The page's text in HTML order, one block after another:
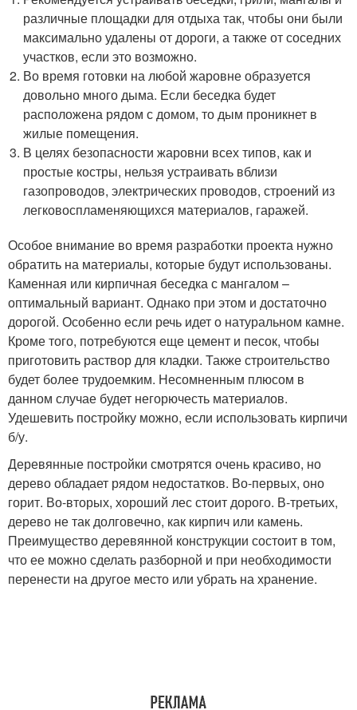
различные площадки для отдыха так, чтобы они были
максимально удалены от дороги, а также от соседних
участков, если это возможно.
Во время готовки на любой жаровне образуется
довольно много дыма. Если беседка будет
расположена рядом с домом, то дым проникнет в
жилые помещения.
В целях безопасности жаровни всех типов, как и
простые костры, нельзя устраивать вблизи
газопроводов, электрических проводов, строений из
легковоспламеняющихся материалов, гаражей.
Особое внимание во время разработки проекта нужно
обратить на материалы, которые будут использованы.
Каменная или кирпичная беседка с мангалом –
оптимальный вариант. Однако при этом и достаточно
дорогой. Особенно если речь идет о натуральном камне.
Кроме того, потребуются еще цемент и песок, чтобы
приготовить раствор для кладки. Также строительство
будет более трудоемким. Несомненным плюсом в
данном случае будет негорючесть материалов.
Удешевить постройку можно, если использовать кирпичи
б/у.
Деревянные постройки смотрятся очень красиво, но
дерево обладает рядом недостатков. Во-первых, оно
горит. Во-вторых, хороший лес стоит дорого. В-третьих,
дерево не так долговечно, как кирпич или камень.
Преимущество деревянной конструкции состоит в том,
что ее можно сделать разборной и при необходимости
перенести на другое место или убрать на хранение.